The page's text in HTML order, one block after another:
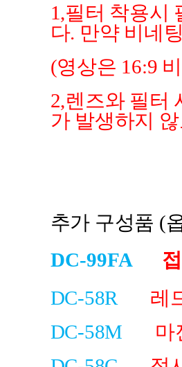
1,필터 착용시
다. 만약 비네
(영상은 16:9
2,렌즈와 필터
가 발생하지
추가 구성품 (
DC-99FA
DC-58R 레
DC-58M